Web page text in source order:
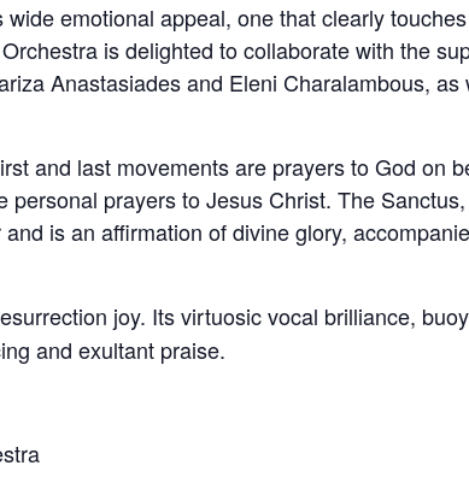
emotional appeal, one that clearly
is delighted to collaborate with the
Anastasiades and Eleni Charalambous, as
and last movements are prayers to God on
prayers to Jesus Christ. The
is an affirmation of divine glory,
joy. Its virtuosic vocal brilliance,
and exultant praise.